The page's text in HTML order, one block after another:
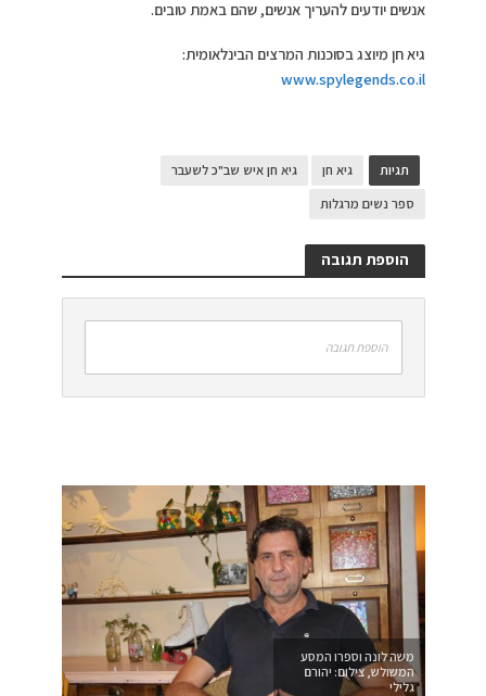
אנשים יודעים להעריך אנשים, שהם באמת טובים.
גיא חן מיוצג בסוכנות המרצים הבינלאומית:
www.spylegends.co.il
תגיות גיא חן
גיא חן איש שב"כ לשעבר
ספר נשים מרגלות
הוספת תגובה
הוספת תגובה
משה לונה וספרו המסע
המשולש, צילום: יהורם
גלילי